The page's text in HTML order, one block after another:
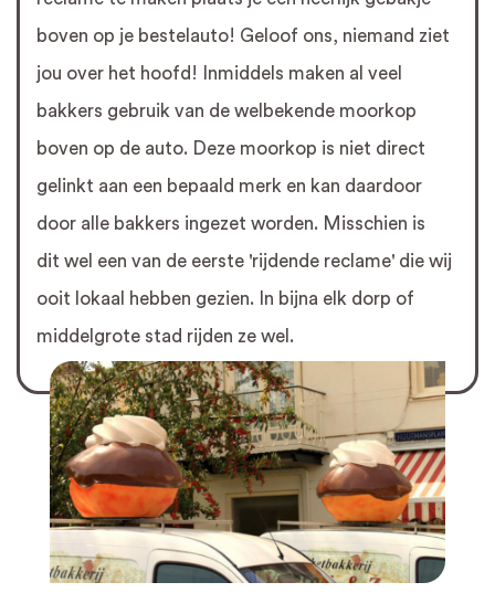
boven op je bestelauto! Geloof ons, niemand ziet
jou over het hoofd! Inmiddels maken al veel
bakkers gebruik van de welbekende moorkop
boven op de auto. Deze moorkop is niet direct
gelinkt aan een bepaald merk en kan daardoor
door alle bakkers ingezet worden. Misschien is
dit wel een van de eerste 'rijdende reclame' die wij
ooit lokaal hebben gezien. In bijna elk dorp of
middelgrote stad rijden ze wel.